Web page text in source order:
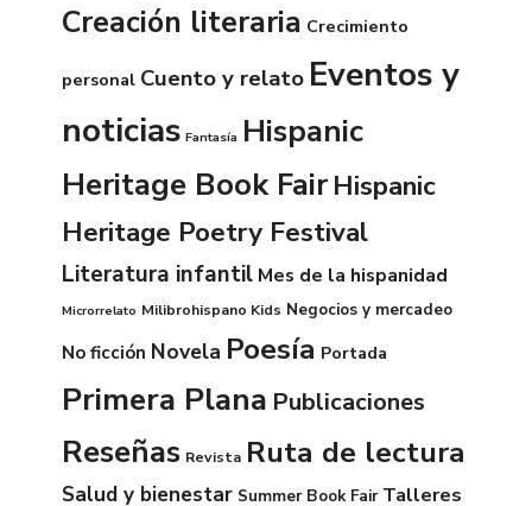
Creación literaria Crecimiento
personal Cuento y relato Eventos y
noticias Fantasía Hispanic
Heritage Book FairHispanic
Heritage Poetry Festival
Literatura infantil Mes de la hispanidad
Microrrelato Milibrohispano Kids Negocios y mercadeo
No ficción Novela Poesía Portada
Primera Plana Publicaciones
Reseñas Revista Ruta de lectura
Salud y bienestar Summer Book Fair Talleres